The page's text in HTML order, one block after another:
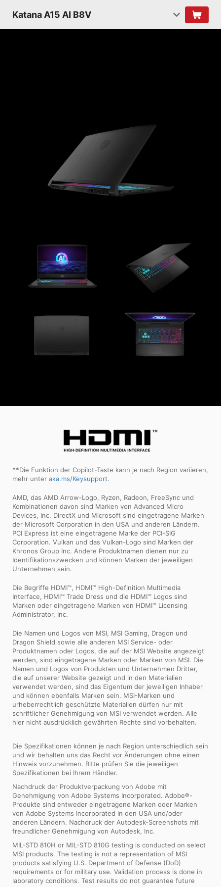
Katana A15 AI B8V
**Die Funktion der Copilot-Taste kann je nach Region variieren,
mehr unter aka.ms/Keysupport.
AMD, das AMD Arrow-Logo, Ryzen, Radeon, FreeSync und
Kombinationen davon sind Marken von Advanced Micro
Devices, Inc. DirectX und Microsoft sind eingetragene Marken
der Microsoft Corporation in den USA und anderen Ländern.
PCI Express ist eine eingetragene Marke der PCI-SIG
Corporation. Vulkan und das Vulkan-Logo sind Marken der
Khronos Group Inc. Andere Produktnamen dienen nur zu
Identifikationszwecken und können Marken der jeweiligen
Unternehmen sein.
Die Begriffe HDMI™, HDMI™ High-Definition Multimedia
Interface, HDMI™ Trade Dress und die HDMI™ Logos sind
Marken oder eingetragene Marken von HDMI™ Licensing
Administrator, Inc.
Die Namen und Logos von MSI, MSI Gaming, Dragon und
Dragon Shield sowie alle anderen MSI Service- oder
Produktnamen oder Logos, die auf der MSI Website angezeigt
werden, sind eingetragene Marken oder Marken von MSI. Die
Namen und Logos von Produkten und Unternehmen Dritter,
die auf unserer Website gezeigt und in den Materialien
verwendet werden, sind das Eigentum der jeweiligen Inhaber
und können ebenfalls Marken sein. MSI-Marken und
urheberrechtlich geschützte Materialien dürfen nur mit
schriftlicher Genehmigung von MSI verwendet werden. Alle
hier nicht ausdrücklich gewährten Rechte sind vorbehalten.
Die Spezifikationen können je nach Region unterschiedlich sein
und wir behalten uns das Recht vor Änderungen ohne einen
Hinweis vorzunehmen. Bitte prüfen Sie die jeweiligen
Spezifikationen bei Ihrem Händler.
Nachdruck der Produktverpackung von Adobe mit
Genehmigung von Adobe Systems Incorporated. Adobe®-
Produkte sind entweder eingetragene Marken oder Marken
von Adobe Systems Incorporated in den USA und/oder
anderen Ländern. Nachdruck der Autodesk-Screenshots mit
freundlicher Genehmigung von Autodesk, Inc.
MIL-STD 810H or MIL-STD 810G testing is conducted on select
MSI products. The testing is not a representation of MSI
products satisfying U.S. Department of Defense (DoD)
requirements or for military use. Validation process is done in
laboratory conditions. Test results do not guarantee future